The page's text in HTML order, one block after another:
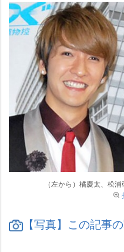
（左から）橘慶太、松
【写真】この記事